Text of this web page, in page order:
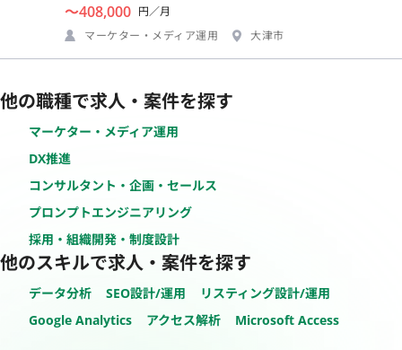
〜408,000 円／月
マーケター・メディア運用
大津市
他の職種で求人・案件を探す
マーケター・メディア運用
DX推進
コンサルタント・企画・セールス
プロンプトエンジニアリング
採用・組織開発・制度設計
他のスキルで求人・案件を探す
データ分析 SEO設計/運用
リスティング設計/運用
Google Analytics
アクセス解析 Microsoft Access